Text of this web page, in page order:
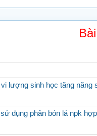
lượng sinh học tăng năng
dụng phân bón lá npk